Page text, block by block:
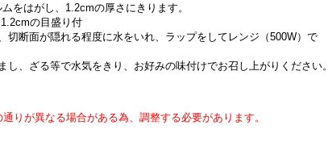
をはがし、1.2cmの厚さにきります。
の目盛り付
切断面が隠れる程度に水をいれ、ラップをしてレンジ（500W）で
し、ざる等で水気をきり、お好みの味付けでお召し上がりください。
りが異なる場合がある為、調整する必要があります。